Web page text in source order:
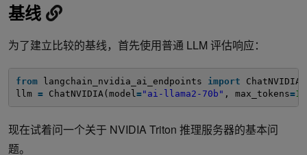
基线
为了建立比较的基线，首先使用普通 LLM 评估响应：
from langchain_nvidia_ai_endpoints import
ChatNVIDIA
llm = ChatNVIDIA(model ="ai-llama2-70b" , max_tokens=
现在试着问一个关于 NVIDIA Triton 推理服务器的基本问
题。